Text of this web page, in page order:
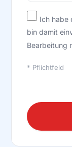
Ich habe
bin damit
Bearbeitung
* Pflichtfeld